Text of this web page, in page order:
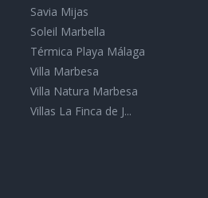
Savia Mijas
Soleil Marbella
Térmica Playa Málaga
Villa Marbesa
Villa Natura Marbesa
Villas La Finca de J...